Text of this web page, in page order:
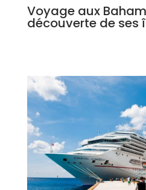
Voyage aux
découverte de ses